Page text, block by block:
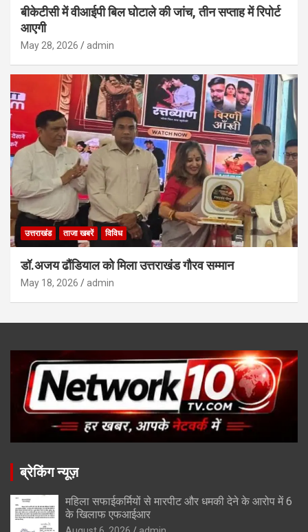
बीकेटीसी में वीआईपी बिल घोटाले की जांच, तीन सप्ताह में रिपोर्ट
आएगी
May 28, 2026 admin
उत्तराखंड ताजा खबरें विविध
डॉ.अजय ढौंडियाल को मिला उत्तराखंड गौरव सम्मान
May 18, 2026 admin
ब्रेकिंग न्यूज़
महिला सफाईकर्मियों से मारपीट और धमकी देने के आरोप में 6
के खिलाफ एफआईआर